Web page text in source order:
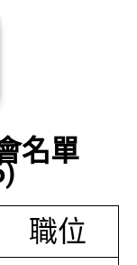
名單
職位